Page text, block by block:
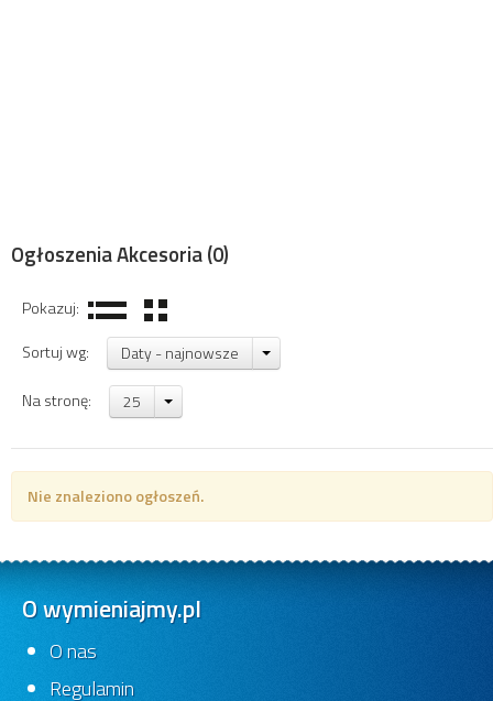
Ogłoszenia Akcesoria(0)
Pokazuj:
Sortuj wg:
Daty - najnowsze
Na stronę: 25
Nie znaleziono ogłoszeń.
O wymieniajmy.pl
O nas
Regulamin